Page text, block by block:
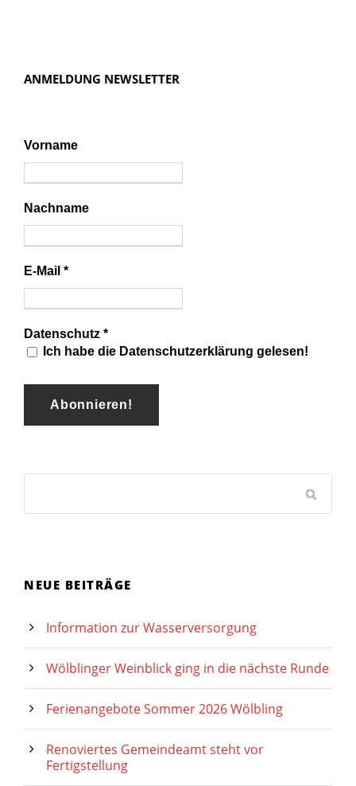
ANMELDUNG NEWSLETTER
Vorname
Nachname
E-Mail *
Datenschutz *
Ich habe die Datenschutzerklärung gelesen!
NEUE BEITRÄGE
Information zur Wasserversorgung
Wölblinger Weinblick ging in die nächste Runde
Ferienangebote Sommer 2026 Wölbling
Renoviertes Gemeindeamt steht vor
Fertigstellung